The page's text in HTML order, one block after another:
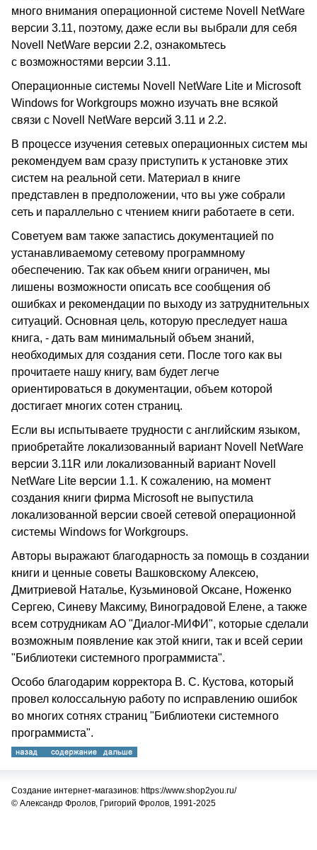
много внимания операционной системе Novell NetWare
версии 3.11, поэтому, даже если вы выбрали для себя
Novell NetWare версии 2.2, ознакомьтесь
с возможностями версии 3.11.
Операционные системы Novell NеtWare Lite и Microsoft
Windows for Workgroups можно изучать вне всякой
связи с Novell NetWare версий 3.11 и 2.2.
В процессе изучения сетевых операционных систем мы
рекомендуем вам сразу приступить к установке этих
систем на реальной сети. Материал в книге
представлен в предположении, что вы уже собрали
сеть и параллельно с чтением книги работаете в сети.
Советуем вам также запастись документацией по
устанавливаемому сетевому программному
обеспечению. Так как объем книги ограничен, мы
лишены возможности описать все сообщения об
ошибках и рекомендации по выходу из затруднительных
ситуаций. Основная цель, которую преследует наша
книга, - дать вам минимальный объем знаний,
необходимых для создания сети. После того как вы
прочитаете нашу книгу, вам будет легче
ориентироваться в документации, объем которой
достигает многих сотен страниц.
Если вы испытываете трудности с английским языком,
приобретайте локализованный вариант Novell NetWare
версии 3.11R или локализованный вариант Novell
NetWare Lite версии 1.1. К сожалению, на момент
создания книги фирма Microsoft не выпустила
локализованной версии своей сетевой операционной
системы Windows for Workgroups.
Авторы выражают благодарность за помощь в создании
книги и ценные советы Вашковскому Алексею,
Дмитриевой Наталье, Кузьминовой Оксане, Ноженко
Сергею, Синеву Максиму, Виноградовой Елене, а также
всем сотрудникам АО "Диалог-МИФИ", которые сделали
возможным появление как этой книги, так и всей серии
"Библиотеки системного программиста".
Особо благодарим корректора В. С. Кустова, который
провел колоссальную работу по исправлению ошибок
во многих сотнях страниц "Библиотеки системного
программиста".
Создание интернет-магазинов: https://www.shop2you.ru/
© Александр Фролов, Григорий Фролов, 1991-2025